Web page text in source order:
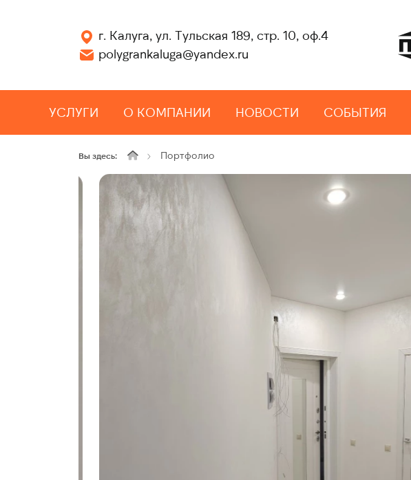
г. Калуга, ул. Тульская 189, стр. 10, оф.4
polygrankaluga@yandex.ru
УСЛУГИ О КОМПАНИИ НОВОСТИ СОБЫТИЯ
Вы здесь: Портфолио